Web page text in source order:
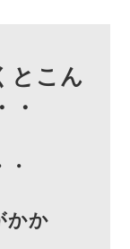
とこん
かか